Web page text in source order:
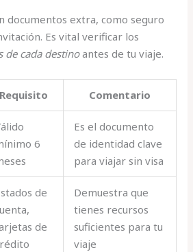
documentos extra, como seguro
Es vital verificar los
de cada destinoantes de tu viaje.
Requisito Comentario
6
Es el documento
de identidad clave
para viajar sin visa
de
de
Demuestra que
tienes recursos
suficientes para tu
viaje